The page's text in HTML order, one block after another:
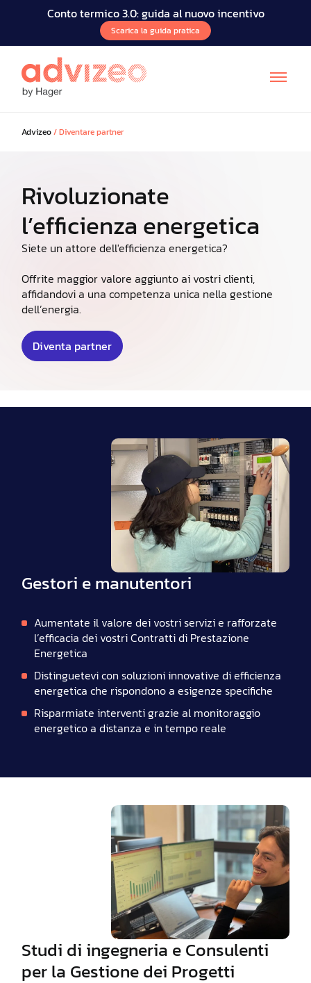
Conto termico 3.0: guida al nuovo incentivo
Scarica la guida pratica
FR EN DE
Advizeo/Diventare partner
Rivoluzionate
l’efficienza energetica
Siete un attore dell'efficienza energetica?
Offrite maggior valore aggiunto ai vostri clienti,
affidandovi a una competenza unica nella gestione
dell’energia.
Diventa partner
Gestori e manutentori
Aumentate il valore dei vostri servizi e rafforzate
l’efficacia dei vostri Contratti di Prestazione
Energetica
Distinguetevi con soluzioni innovative di efficienza
energetica che rispondono a esigenze specifiche
Risparmiate interventi grazie al monitoraggio
energetico a distanza e in tempo reale
Studi di ingegneria e Consulenti
per la Gestione dei Progetti